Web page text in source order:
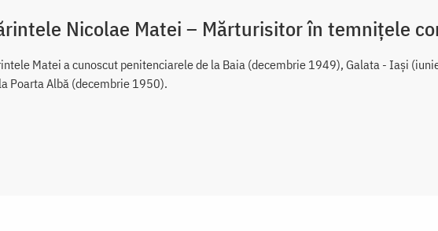
Nicolae Matei – Mărturisitor în temnițele
Matei a cunoscut penitenciarele de la Baia (decembrie 1949), Galata - Iași
Poarta Albă (decembrie 1950).